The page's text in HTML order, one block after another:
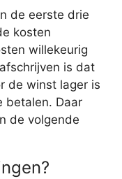
de eerste drie
kosten
willekeurig
is dat
de winst lager is
betalen. Daar
de volgende